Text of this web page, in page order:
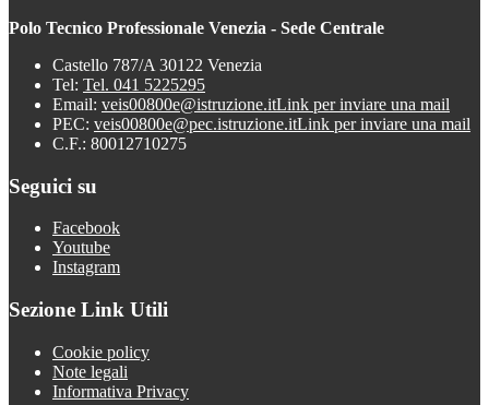
Polo Tecnico Professionale Venezia - Sede Centrale
Castello 787/A 30122 Venezia
Tel: Tel. 041 5225295
Email: veis00800e@istruzione.itLink per inviare una mail
PEC: veis00800e@pec.istruzione.itLink per inviare una mail
C.F.: 80012710275
Seguici su
Facebook
Youtube
Instagram
Sezione Link Utili
Cookie policy
Note legali
Informativa Privacy